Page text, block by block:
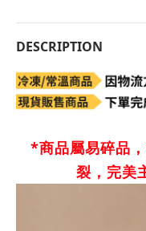
DESCRIPTION
*商品屬易碎品
裂，完美